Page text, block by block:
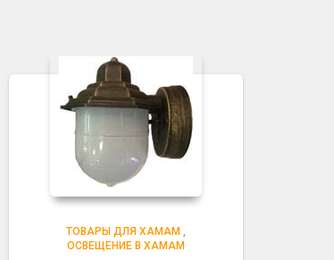
ТОВАРЫ ДЛЯ ХАМАМ,
ОСВЕЩЕНИЕ В ХАМАМ